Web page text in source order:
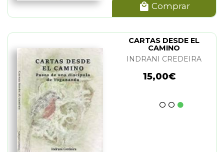
Comprar
CARTAS DESDE EL
CAMINO
INDRANI CREDEIRA
15,00€